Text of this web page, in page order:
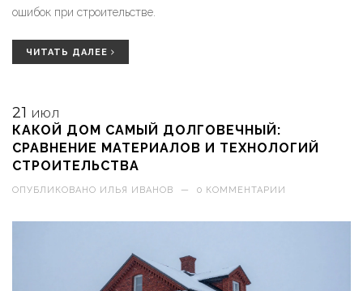
ошибок при строительстве.
ЧИТАТЬ ДАЛЕЕ
21 ИЮЛ
КАКОЙ ДОМ САМЫЙ ДОЛГОВЕЧНЫЙ:
СРАВНЕНИЕ МАТЕРИАЛОВ И ТЕХНОЛОГИЙ
СТРОИТЕЛЬСТВА
ОПУБЛИКОВАНО ИЛЬЯ ИВАНОВ — 0 КОММЕНТАРИИ